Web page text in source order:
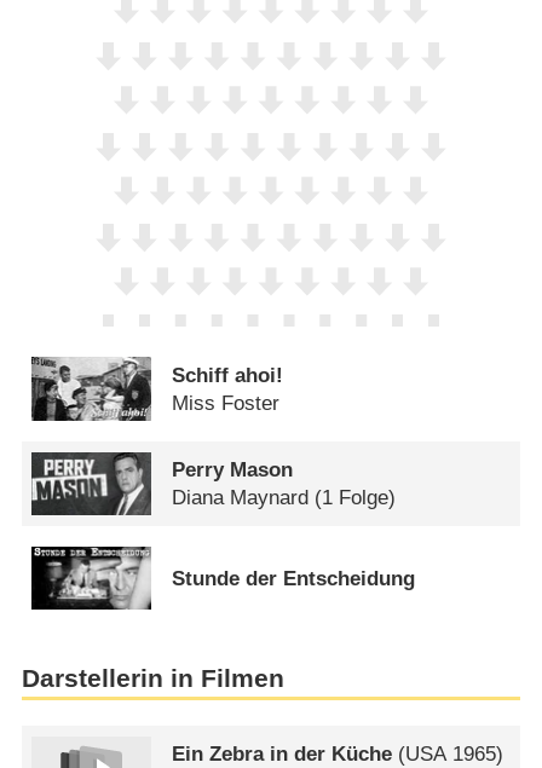
Schiff ahoi!
Miss Foster
Perry Mason
Diana Maynard (1 Folge)
Stunde der Entscheidung
Darstellerin in Filmen
Ein Zebra in der Küche (USA1965)